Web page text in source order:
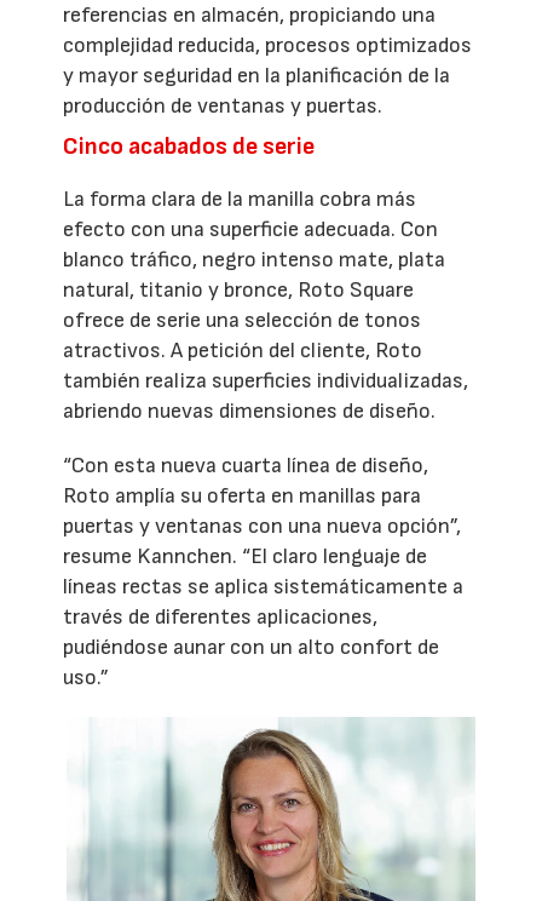
referencias en almacén, propiciando una
complejidad reducida, procesos optimizados
y mayor seguridad en la planificación de la
producción de ventanas y puertas.
Cinco acabados de serie
La forma clara de la manilla cobra más
efecto con una superficie adecuada. Con
blanco tráfico, negro intenso mate, plata
natural, titanio y bronce, Roto Square
ofrece de serie una selección de tonos
atractivos. A petición del cliente, Roto
también realiza superficies individualizadas,
abriendo nuevas dimensiones de diseño.
“Con esta nueva cuarta línea de diseño,
Roto amplía su oferta en manillas para
puertas y ventanas con una nueva opción”,
resume Kannchen. “El claro lenguaje de
líneas rectas se aplica sistemáticamente a
través de diferentes aplicaciones,
pudiéndose aunar con un alto confort de
uso.”